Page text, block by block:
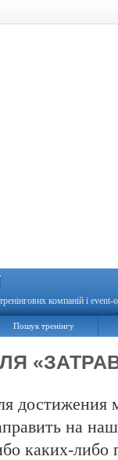
компаній і event-
Пошук тренінгу
достижения
на
каких-